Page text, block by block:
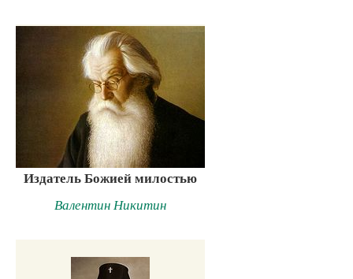
Издатель Божией милостью
Валентин Никитин